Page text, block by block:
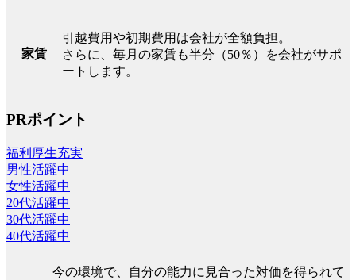
家賃
引越費用や初期費用は会社が全額負担。
さらに、毎月の家賃も半分（50％）を会社がサポ
ートします。
PRポイント
福利厚生充実
男性活躍中
女性活躍中
20代活躍中
30代活躍中
40代活躍中
今の環境で、自分の能力に見合った対価を得られて